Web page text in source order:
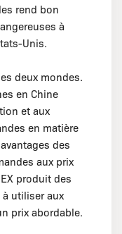
rend bon
à
Unis.
deux mondes.
en Chine
et aux
en matière
des
aux prix
produit des
utiliser aux
prix abordable.